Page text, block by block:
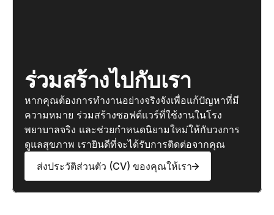
ร่วมสร้างไปกับเรา
หากคุณต้องการทำงานอย่างจริงจังเพื่อแก้ปัญหาที่มี
ความหมาย ร่วมสร้างซอฟต์แวร์ที่ใช้งานในโรง
พยาบาลจริง และช่วยกำหนดนิยามใหม่ให้กับวงการ
ดูแลสุขภาพ เรายินดีที่จะได้รับการติดต่อจากคุณ
ส่งประวัติส่วนตัว (CV) ของคุณให้เรา